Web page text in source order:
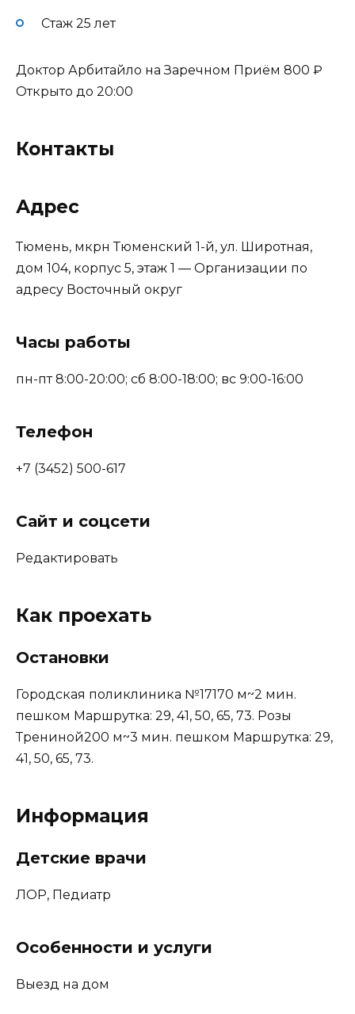
Стаж 25 лет
Доктор Арбитайло на Заречном Приём 800 ₽
Открыто до 20:00
Контакты
Адрес
Тюмень, мкрн Тюменский 1-й, ул. Широтная,
дом 104, корпус 5, этаж 1 — Организации по
адресу Восточный округ
Часы работы
пн-пт 8:00-20:00; сб 8:00-18:00; вс 9:00-16:00
Телефон
+7 (3452) 500-617
Сайт и соцсети
Редактировать
Как проехать
Остановки
Городская поликлиника №17170 м~2 мин.
пешком Маршрутка: 29, 41, 50, 65, 73. Розы
Трениной200 м~3 мин. пешком Маршрутка: 29,
41, 50, 65, 73.
Информация
Детские врачи
ЛОР, Педиатр
Особенности и услуги
Выезд на дом